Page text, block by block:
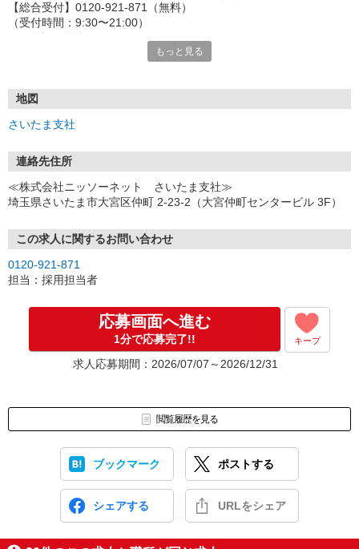
【総合受付】0120-921-871（無料）
（受付時間：9:30〜21:00）
「e-aidemを見て」とお伝えいただけるとスムーズです。
◎応募フォームからのご応募は24時間受付中です！
（2）面談・登録の実施
ご都合のよいお日にちをお聞かせください。
↓
（3）選考・お仕事のご案内
↓
※紹介予定派遣・職業紹介などで、正職員登用前提でのお仕事も可
能です。
もっと見る
地図
さいたま支社
連絡先住所
≪株式会社ニッソーネット さいたま支社≫
埼玉県さいたま市大宮区仲町 2-23-2（大宮仲町センタービル 3F）
この求人に関するお問い合わせ
0120-921-871
担当：採用担当者
応募画面へ進む
1分で応募完了!! キープ
求人応募期間：2026/07/07～2026/12/31
閲覧履歴を見る
ブックマーク ポストする
シェアする URLをシェア